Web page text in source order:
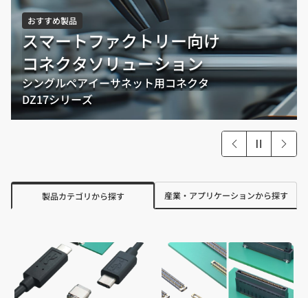
おすすめ製品
スマートファクトリー向け
コネクタソリューション
シングルペアイーサネット用コネクタ
DZ17シリーズ
製品カテゴリから探す 産業・アプリケーションから探す